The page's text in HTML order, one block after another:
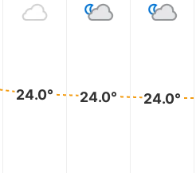
24.0° 24.0° 24.0°